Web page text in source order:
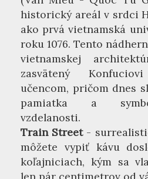
historický areál v srdci
ako prvá vietnamská
roku 1076. Tento
vietnamskej
zasvätený
učencom, pričom dnes
pamiatka a
vzdelanosti.
Train Street-
môžete vypiť kávu
koľajniciach, kým sa